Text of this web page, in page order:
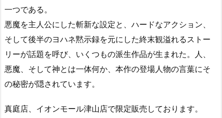
一つである。
悪魔を主人公にした斬新な設定と、ハードなアクション、
そして後半のヨハネ黙示録を元にした終末観溢れるストー
リーが話題を呼び、いくつもの派生作品が生まれた。人、
悪魔、そして神とは一体何か、本作の登場人物の言葉にそ
の秘密が隠されています。
真庭店、イオンモール津山店で限定販売しております。